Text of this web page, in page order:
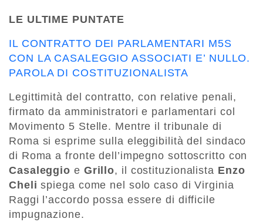
LE ULTIME PUNTATE
IL CONTRATTO DEI PARLAMENTARI M5S
CON LA CASALEGGIO ASSOCIATI E’ NULLO.
PAROLA DI COSTITUZIONALISTA
Legittimità del contratto, con relative penali,
firmato da amministratori e parlamentari col
Movimento 5 Stelle. Mentre il tribunale di
Roma si esprime sulla eleggibilità del sindaco
di Roma a fronte dell’impegno sottoscritto con
Casaleggio e Grillo, il costituzionalista Enzo
Cheli spiega come nel solo caso di Virginia
Raggi l’accordo possa essere di difficile
impugnazione.